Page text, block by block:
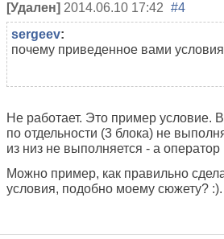
[Удален] 2014.06.10 17:42 #4
sergeev:
почему приведенное вами
Не работает. Это пример условие.
по отдельности (3 блока) не
из низ не выполняется - а
Можно пример, как правильно
условия, подобно моему сюжету? :).